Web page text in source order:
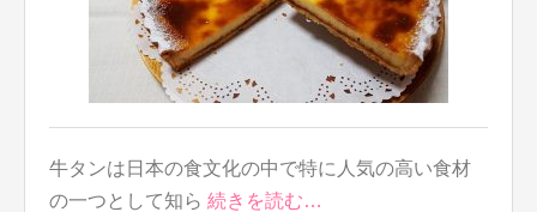
牛タンは日本の食文化の中で特に人気の高い食材
の一つとして知ら 続きを読む…